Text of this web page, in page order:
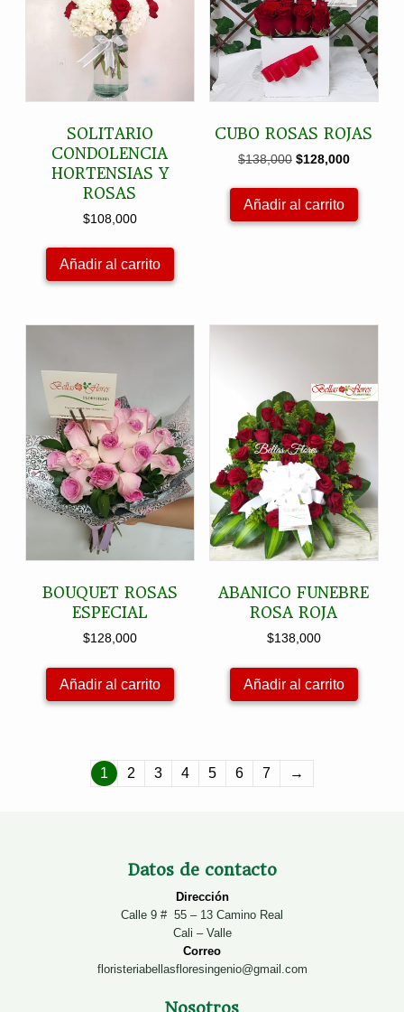
SOLITARIO
CONDOLENCIA
HORTENSIAS Y
ROSAS
$108,000
Añadir al carrito
CUBO ROSAS ROJAS
$138,000 El
original
era:
$138,000.
$128,000El
actual
Añadir al carrito
BOUQUET ROSAS
ESPECIAL
$128,000
Añadir al carrito
ABANICO FUNEBRE
ROSA ROJA
$138,000
Añadir al carrito
1 2 3 4 5 6 7 →
Datos de contacto
Dirección
Calle 9 # 55 – 13 Camino Real
Cali – Valle
Correo
floristeriabellasfloresingenio@gmail.com
Nosotros